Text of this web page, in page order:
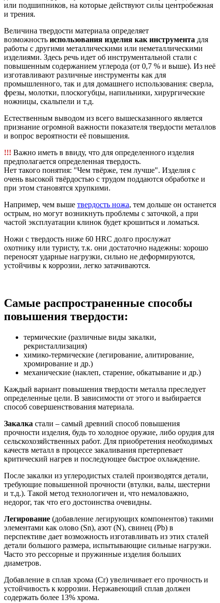
или подшипников, на которые действуют силы центробежная
и трения.
Величина твердости материала определяет
возможность использования изделия как инструмента для
работы с другими металлическими или неметаллическими
изделиями. Здесь речь идет об инструментальной стали с
повышенным содержанием углерода (от 0,7 % и выше). Из неё
изготавливают различные инструменты как для
промышленного, так и для домашнего использования: сверла,
фрезы, молотки, плоскогубцы, напильники, хирургические
ножницы, скальпели и т.д.
Естественным выводом из всего вышесказанного является
признание огромной важности показателя твердости металлов
и вопрос вероятности её повышения.
!!! Важно иметь в ввиду, что для определенного изделия
предполагается определенная твердость.
Нет такого понятия: "Чем твёрже, тем лучше". Изделия с
очень высокой твёрдостью с трудом поддаются обработке и
при этом становятся хрупкими.
Например, чем выше твердость ножа, тем дольше он останется
острым, но могут возникнуть проблемы с заточкой, а при
частой эксплуатации клинок будет крошиться и ломаться.
Ножи с твердость ниже 60 HRC долго прослужат
охотнику или туристу, т.к. они достаточно надежны: хорошо
переносят ударные нагрузки, сильно не деформируются,
устойчивы к коррозии, легко затачиваются.
Самые распространенные способы
повышения твердости:
термические (различные виды закалки,
рекристаллизация)
химико-термические (легирование, алитирование,
хромирование и др.)
механические (наклеп, старение, обкатывание и др.)
Каждый вариант повышения твердости металла преследует
определенные цели. В зависимости от этого и выбирается
способ совершенствования материала.
Закалка стали – самый древний способ повышения
прочности изделия, будь то холодное оружие, либо орудия для
сельскохозяйственных работ. Для приобретения необходимых
качеств металл в процессе закаливания претерпевает
критический нагрев и последующее быстрое охлаждение.
После закалки из углеродистых сталей производятся детали,
требующие повышенной прочности (втулки, валы, шестерни
и т.д.). Такой метод технологичен и, что немаловажно,
недорог, так что его достоинства очевидны.
Легирование (добавление легирующих компонентов) такими
элементами как олово (Sn), азот (N), свинец (Pb) в
перспективе дает возможность изготавливать из этих сталей
детали большого размера, испытывающие сильные нагрузки.
Часто это рессорные и пружинные изделия больших
диаметров.
Добавление в сплав хрома (Cr) увеличивает его прочность и
устойчивость к коррозии. Нержавеющий сплав должен
содержать более 13% хрома.